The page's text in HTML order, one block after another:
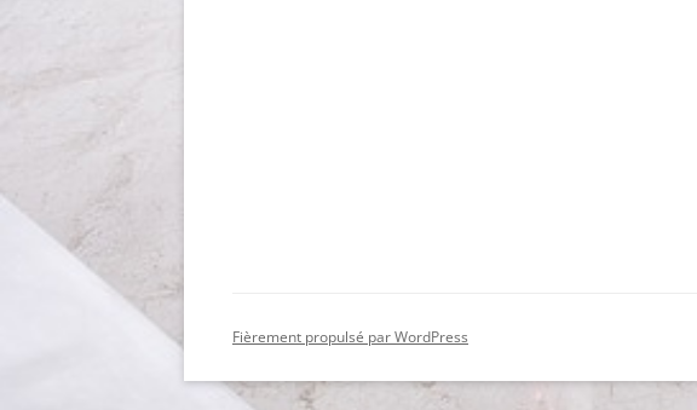
Fièrement propulsé par WordPress